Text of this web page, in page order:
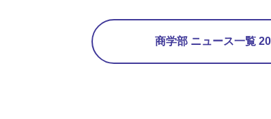
商学部 ニュース一覧